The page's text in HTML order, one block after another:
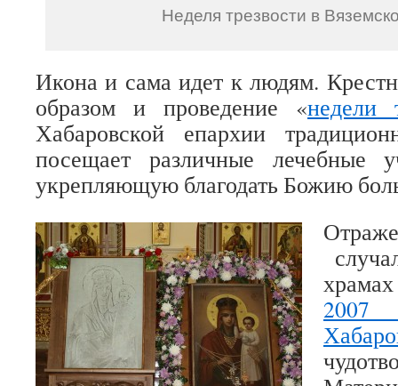
Неделя трезвости в
Икона и сама идет к людям.
образом и проведение «недели
Хабаровской епархии
посещает различные лечебные
укрепляющую благодать Божию
2007